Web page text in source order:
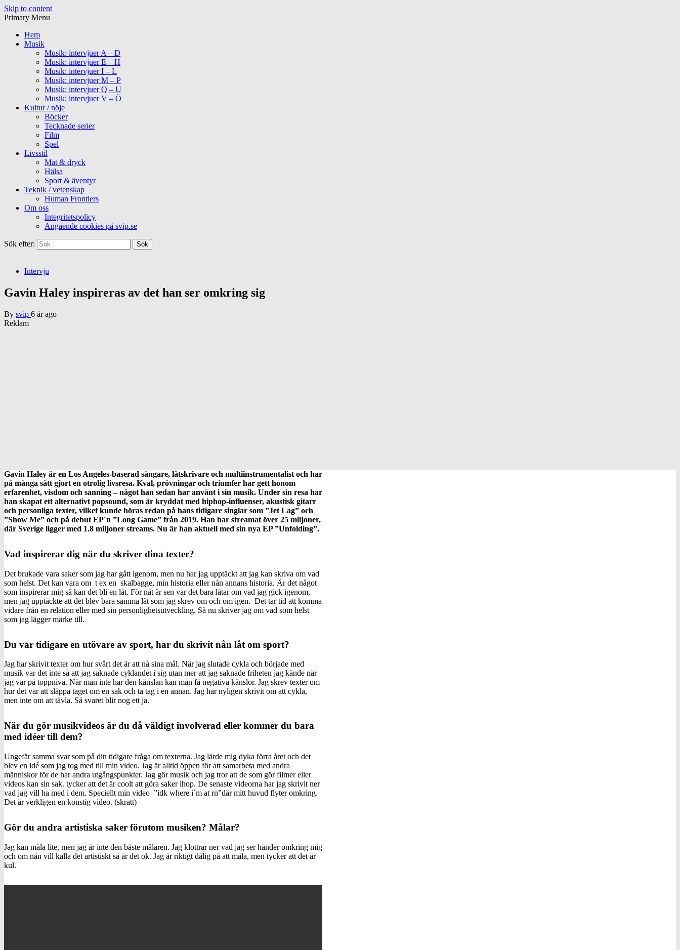
Skip to content
Primary Menu
Hem
Musik
Musik: intervjuer A – D
Musik: intervjuer E – H
Musik: intervjuer I – L
Musik: intervjuer M – P
Musik: intervjuer Q – U
Musik: intervjuer V – Ö
Kultur / nöje
Böcker
Tecknade serier
Film
Spel
Livsstil
Mat & dryck
Hälsa
Sport & äventyr
Teknik / vetenskap
Human Frontiers
Om oss
Integritetspolicy
Angående cookies på svip.se
Sök efter:
Intervju
Gavin Haley inspireras av det han ser omkring sig
By svip 6 år ago
Reklam
Gavin Haley är en Los Angeles-baserad sångare, låtskrivare och multiinstrumentalist och har
på många sätt gjort en otrolig livsresa. Kval, prövningar och triumfer har gett honom
erfarenhet, visdom och sanning – något han sedan har använt i sin musik. Under sin resa har
han skapat ett alternativt popsound, som är kryddat med hiphop-influenser, akustisk gitarr
och personliga texter, vilket kunde höras redan på hans tidigare singlar som ”Jet Lag” och
”Show Me” och på debut EP´n ”Long Game” från 2019. Han har streamat över 25 miljoner,
där Sverige ligger med 1.8 miljoner streams. Nu är han aktuell med sin nya EP ”Unfolding”.
Vad inspirerar dig när du skriver dina texter?
Det brukade vara saker som jag har gått igenom, men nu har jag upptäckt att jag kan skriva om vad
som helst. Det kan vara om t ex en skalbagge, min historia eller nån annans historia. Är det något
som inspirerar mig så kan det bli en låt. För nåt år sen var det bara låtar om vad jag gick igenom,
men jag upptäckte att det blev bara samma låt som jag skrev om och om igen. Det tar tid att komma
vidare från en relation eller med sin personlighetsutveckling. Så nu skriver jag om vad som helst
som jag lägger märke till.
Du var tidigare en utövare av sport, har du skrivit nån låt om sport?
Jag har skrivit texter om hur svårt det är att nå sina mål. När jag slutade cykla och började med
musik var det inte så att jag saknade cyklandet i sig utan mer att jag saknade friheten jag kände när
jag var på toppnivå. När man inte har den känslan kan man få negativa känslor. Jag skrev texter om
hur det var att släppa taget om en sak och ta tag i en annan. Jag har nyligen skrivit om att cykla,
men inte om att tävla. Så svaret blir nog ett ja.
När du gör musikvideos är du då väldigt involverad eller kommer du bara
med idéer till dem?
Ungefär samma svar som på din tidigare fråga om texterna. Jag lärde mig dyka förra året och det
blev en idé som jag tog med till min video. Jag är alltid öppen för att samarbeta med andra
människor för de har andra utgångspunkter. Jag gör musik och jag tror att de som gör filmer eller
videos kan sin sak. tycker att det är coolt att göra saker ihop. De senaste videorna har jag skrivit ner
vad jag vill ha med i dem. Speciellt min video ”idk where i´m at rn”där mitt huvud flyter omkring.
Det är verkligen en konstig video. (skratt)
Gör du andra artistiska saker förutom musiken? Målar?
Jag kan måla lite, men jag är inte den bäste målaren. Jag klottrar ner vad jag ser händer omkring mig
och om nån vill kalla det artistiskt så är det ok. Jag är riktigt dålig på att måla, men tycker att det är
kul.